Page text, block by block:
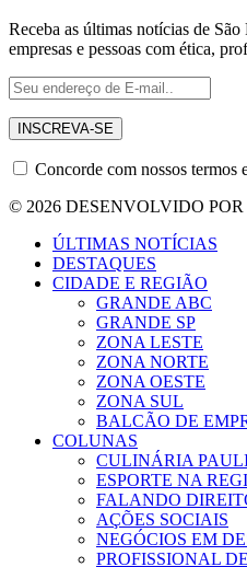
Receba as últimas notícias de
empresas e pessoas com ética,
Concorde com nossos termos
© 2026 DESENVOLVIDO
ÚLTIMAS NOTÍCIAS
DESTAQUES
CIDADE E REGIÃO
GRANDE ABC
GRANDE SP
ZONA LESTE
ZONA NORTE
ZONA OESTE
ZONA SUL
BALCÃO DE
COLUNAS
CULINÁRIA
ESPORTE NA
FALANDO
AÇÕES SOCIAIS
NEGÓCIOS EM
PROFISSIONAL